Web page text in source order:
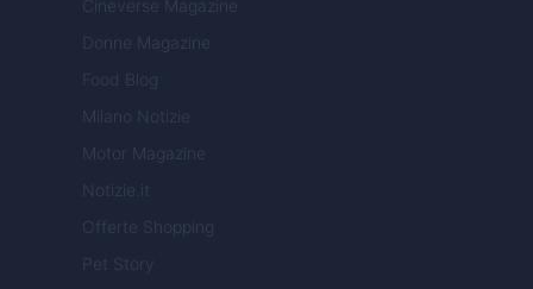
Cineverse Magazine
Donne Magazine
Food Blog
Milano Notizie
Motor Magazine
Notizie.it
Offerte Shopping
Pet Story